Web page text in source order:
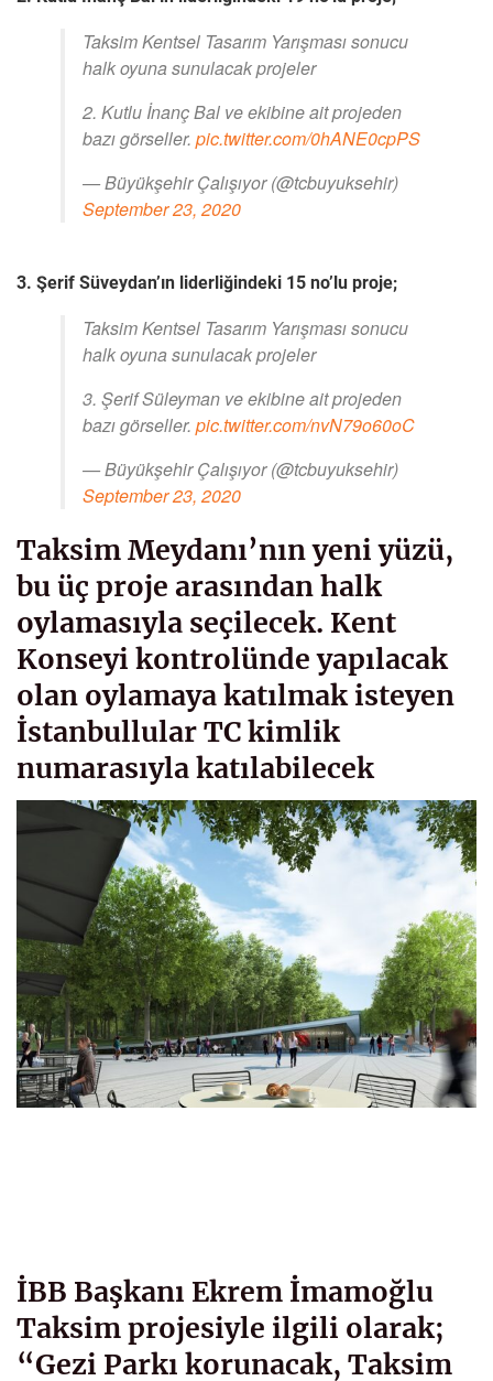
Taksim Kentsel Tasarım Yarışması sonucu
halk oyuna sunulacak projeler
2. Kutlu İnanç Bal ve ekibine ait projeden
bazı görseller. pic.twitter.com/0hANE0cpPS
— Büyükşehir Çalışıyor (@tcbuyuksehir)
September 23, 2020
3. Şerif Süveydan’ın liderliğindeki 15 no’lu proje;
Taksim Kentsel Tasarım Yarışması sonucu
halk oyuna sunulacak projeler
3. Şerif Süleyman ve ekibine ait projeden
bazı görseller. pic.twitter.com/nvN79o60oC
— Büyükşehir Çalışıyor (@tcbuyuksehir)
September 23, 2020
Taksim Meydanı’nın yeni yüzü,
bu üç proje arasından halk
oylamasıyla seçilecek. Kent
Konseyi kontrolünde yapılacak
olan oylamaya katılmak isteyen
İstanbullular TC kimlik
numarasıyla katılabilecek
İBB Başkanı Ekrem İmamoğlu
Taksim projesiyle ilgili olarak;
“Gezi Parkı korunacak, Taksim